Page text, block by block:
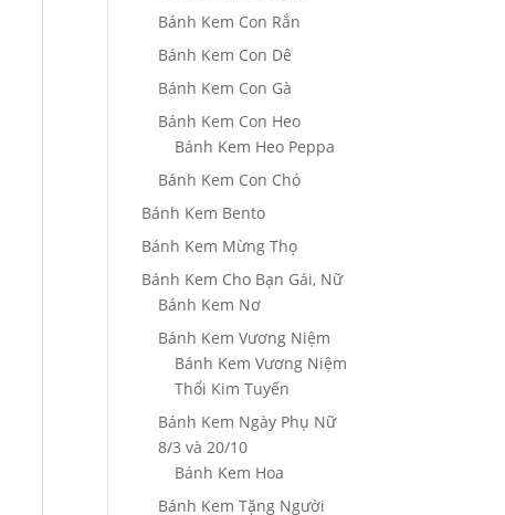
Bánh Kem Con Rắn
Bánh Kem Con Dê
Bánh Kem Con Gà
Bánh Kem Con Heo
Bánh Kem Heo Peppa
Bánh Kem Con Chó
Bánh Kem Bento
Bánh Kem Mừng Thọ
Bánh Kem Cho Bạn Gái, Nữ
Bánh Kem Nơ
Bánh Kem Vương Niệm
Bánh Kem Vương Niệm
Thổi Kim Tuyến
Bánh Kem Ngày Phụ Nữ
8/3 và 20/10
Bánh Kem Hoa
Bánh Kem Tặng Người